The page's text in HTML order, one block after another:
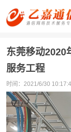
东莞移动2020
服务工程
时间：2021/6/30